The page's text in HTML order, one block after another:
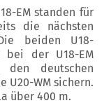
EM standen für
die nächsten
beiden U18-
bei der U18-EM
deutschen
U20-WM sichern.
über 400 m.